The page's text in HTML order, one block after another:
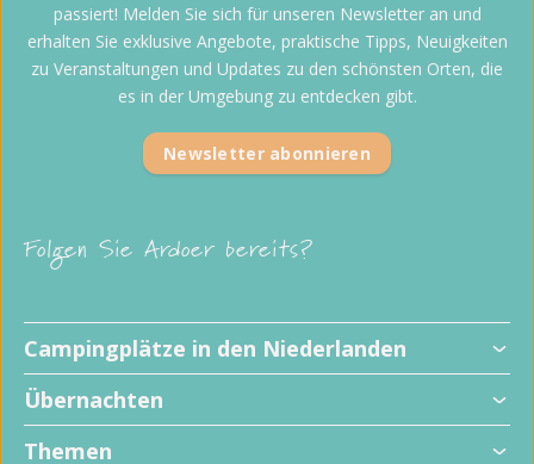
Folgen Sie Ardoer bereits?
Campingplätze in den Niederlanden
Kinderfreundliche Campingplätze
Hundefreundliche Campingplätze
Familiencampingplätze
Übernachten
Alle Stellplätze
Campingplätze mit privaten Sanitäranlagen
Wohnmobilstellplätze
Themen
Campingplätze mit Schwimmbad
passiert! Melden Sie sich für unseren Newsletter an und
erhalten Sie exklusive Angebote, praktische Tipps, Neuigkeiten
zu Veranstaltungen und Updates zu den schönsten Orten, die
es in der Umgebung zu entdecken gibt.
Newsletter abonnieren